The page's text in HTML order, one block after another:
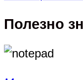
Полезно